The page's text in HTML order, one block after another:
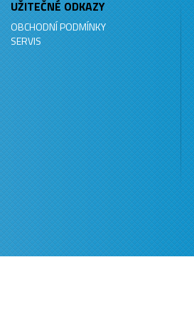
UŽITEČNÉ ODKAZY
OBCHODNÍ PODMÍNKY
SERVIS